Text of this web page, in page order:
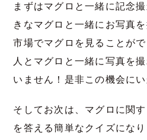
まずはマグロと一緒に記念
きなマグロと一緒にお写真
市場でマグロを見ることが
人とマグロと一緒に写真を
いません！是非この機会に
そしてお次は、マグロに関
を答える簡単なクイズにな